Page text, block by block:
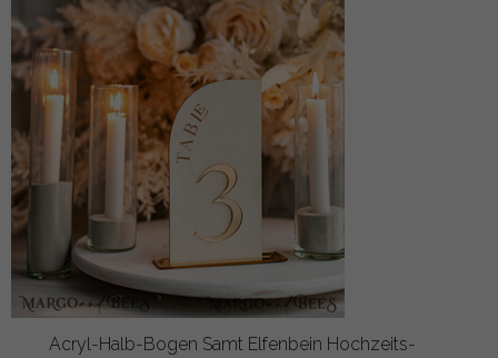
Acryl-Halb-Bogen Samt Elfenbein Hochzeits-